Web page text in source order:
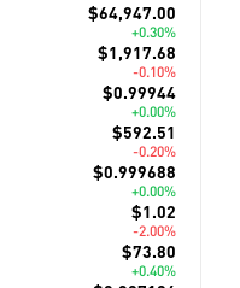
$64,947.00
+0.30%
$1,917.68
-0.10%
$0.99944
+0.00%
$592.51
-0.20%
$0.999688
+0.00%
$1.02
-2.00%
$73.80
+0.40%